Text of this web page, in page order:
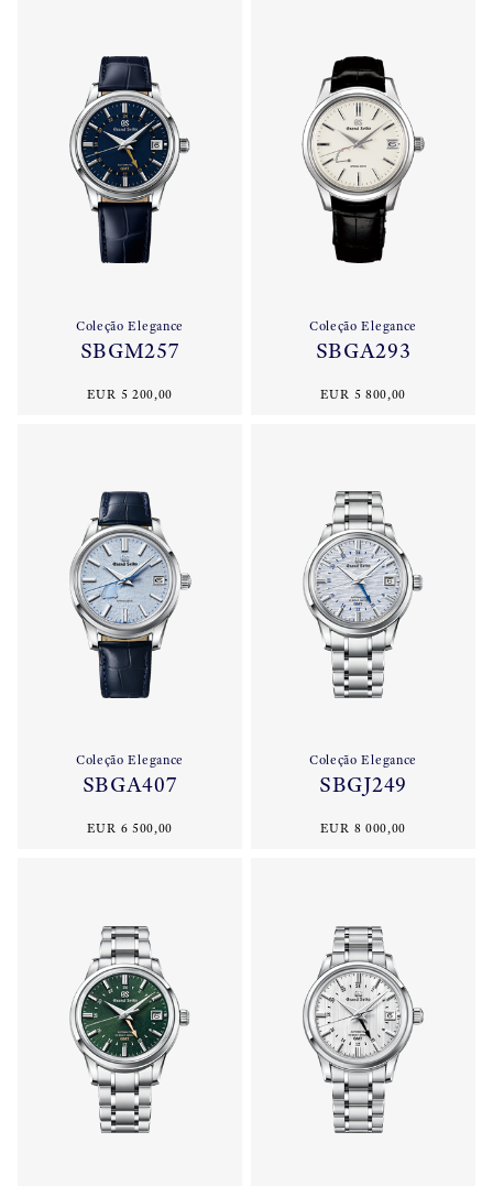
Coleção Elegance
SBGM257
EUR 5 200,00
Coleção Elegance
SBGA293
EUR 5 800,00
Coleção Elegance
SBGA407
EUR 6 500,00
Coleção Elegance
SBGJ249
EUR 8 000,00